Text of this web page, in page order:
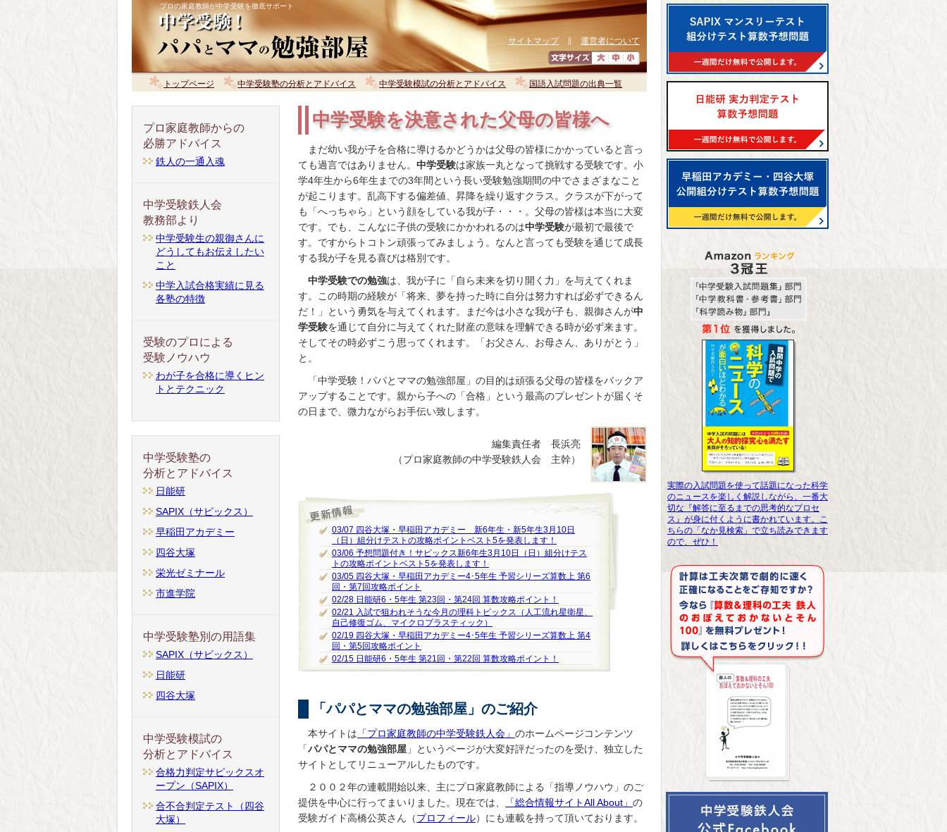
プロの家庭教師が中学受験を徹底サポート
サイトマップ∥ 運営者について
トップページ 中学受験塾の分析とアドバイス 中学受験模試の分析とアドバイス 国語入試問題の出典一覧
中学受験を決意された父母の皆様へ
まだ幼い我が子を合格に導けるかどうかは父母の皆様にかかっていると言っ
ても過言ではありません。 中学受験は家族一丸となって挑戦する受験です。小
学4年生から6年生までの3年間という長い受験勉強期間の中でさまざまなこと
が起こります。乱高下する偏差値、昇降を繰り返すクラス。クラスが下がって
も「へっちゃら」という顔をしている我が子・・・。父母の皆様は本当に大変
です。でも、こんなに子供の受験にかかわれるのは中学受験が最初で最後で
す。ですからトコトン頑張ってみましょう。なんと言っても受験を通じて成長
する我が子を見る喜びは格別です。
中学受験での勉強は、我が子に「自ら未来を切り開く力」を与えてくれま
す。この時期の経験が「将来、夢を持った時に自分は努力すれば必ずできるん
だ！」という勇気を与えてくれます。まだ今は小さな我が子も、親御さんが中
学受験を通じて自分に与えてくれた財産の意味を理解できる時が必ず来ます。
そしてその時必ずこう思ってくれます。「お父さん、お母さん、ありがとう」
と。
「中学受験！パパとママの勉強部屋」の目的は頑張る父母の皆様をバックア
アップすることです。親から子への「合格」という最高のプレゼントが届くそ
の日まで、微力ながらお手伝い致します。
編集責任者 長浜亮
（プロ家庭教師の中学受験鉄人会 主幹）
03/07 四谷大塚・早稲田アカデミー 新6年生・新5年生3月10日
（日）組分けテストの攻略ポイントベスト5を発表します！
03/06 予想問題付き！サピックス新6年生3月10日（日）組分けテス
トの攻略ポイントベスト5を発表します！
03/05 四谷大塚・早稲田アカデミー4･5年生 予習シリーズ算数上 第6
回・第7回攻略ポイント
02/28 日能研6・5年生 第23回・第24回 算数攻略ポイント！
02/21 入試で狙われそうな今月の理科トピックス（人工流れ星衛星、
自己修復ゴム、マイクロプラスティック）
02/19 四谷大塚・早稲田アカデミー4･5年生 予習シリーズ算数上 第4
回・第5回攻略ポイント
02/15 日能研6・5年生 第21回・第22回 算数攻略ポイント！
「パパとママの勉強部屋」のご紹介
本サイトは 「プロ家庭教師の中学受験鉄人会」 のホームページコンテンツ
「パパとママの勉強部屋 」というページが大変好評だったのを受け、独立した
サイトとしてリニューアルしたものです。
２００２年の連載開始以来、主にプロ家庭教師による「指導ノウハウ」のご
提供を中心に行ってまいりました。現在では、
「総合情報サイトAll About」 の
受験ガイド高橋公英さん（プロフィール）にも連載を持って頂いております。
プロ家庭教師からの
必勝アドバイス
鉄人の一通入魂
中学受験鉄人会
教務部より
中学受験生の親御さんに
どうしてもお伝えしたい
こと
中学入試合格実績に見る
各塾の特徴
受験のプロによる
受験ノウハウ
わが子を合格に導くヒン
トとテクニック
中学受験塾の
分析とアドバイス
日能研
SAPIX（サピックス）
早稲田アカデミー
四谷大塚
栄光ゼミナール
市進学院
中学受験塾別の用語集
SAPIX（サピックス）
日能研
四谷大塚
中学受験模試の
分析とアドバイス
合格力判定サピックスオ
ープン（SAPIX）
合不合判定テスト（四谷
大塚）
実際の入試問題を使って話題になった科学
のニュースを楽しく解説しながら、一番大
切な『解答に至るまでの思考的なプロセ
ス』が身に付くように書かれています。こ
ちらの「なか見検索」で立ち読みできます
ので、ぜひ！